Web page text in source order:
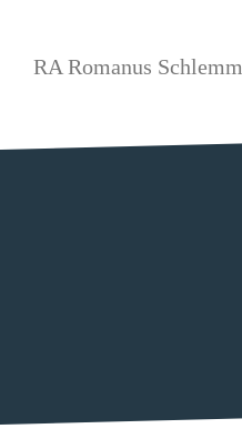
RA Romanus Schlemm